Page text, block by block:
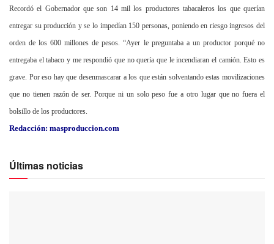
Recordó el Gobernador que son 14 mil los productores tabacaleros los que querían
entregar su producción y se lo impedían 150 personas, poniendo en riesgo ingresos del
orden de los 600 millones de pesos. “Ayer le preguntaba a un productor porqué no
entregaba el tabaco y me respondió que no quería que le incendiaran el camión. Esto es
grave. Por eso hay que desenmascarar a los que están solventando estas movilizaciones
que no tienen razón de ser. Porque ni un solo peso fue a otro lugar que no fuera el
bolsillo de los productores.
Redacción: masproduccion.com
Últimas noticias